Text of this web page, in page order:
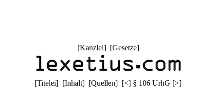
[Kanzlei] [Gesetze]
[Titelei] [Inhalt] [Quellen] [<] § 106 UrhG [>]